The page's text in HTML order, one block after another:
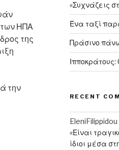
των ΗΠΑ
της
την
«Συχνάζεις
Ένα ταξί
Πράσινο
Ιπποκράτους:
RECENT
EleniFilippidou
«Είναι
ίδιοι μέσα